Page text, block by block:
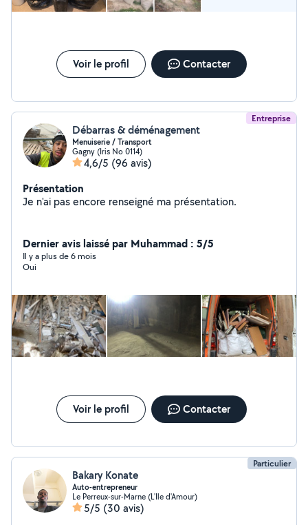
Voir le profil Contacter
Entreprise
Débarras & déménagement
Menuiserie / Transport
Gagny (Iris No 0114)
4,6/5 (96 avis)
Présentation
Je n'ai pas encore renseigné ma présentation.
Dernier avis laissé par Muhammad : 5/5
Il y a plus de 6 mois
Oui
Voir le profil Contacter
Particulier
Bakary Konate
Auto-entrepreneur
Le Perreux-sur-Marne (L'Ile d'Amour)
5/5 (30 avis)